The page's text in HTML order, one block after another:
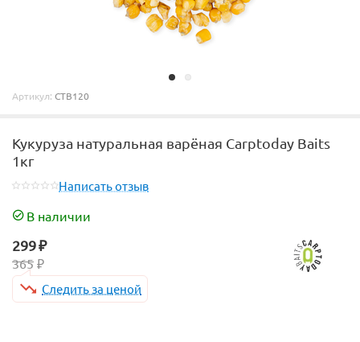
Артикул: CTB120
Кукуруза натуральная варёная Carptoday Baits
1кг
Написать отзыв
В наличии
299₽
365 ₽
Следить за ценой